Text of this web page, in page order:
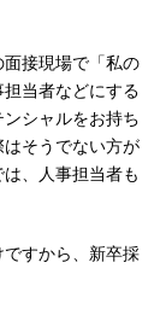
接現場で「私の
当者などにする
シャルをお持ち
そうでない方が
、人事担当者も
すから、新卒採